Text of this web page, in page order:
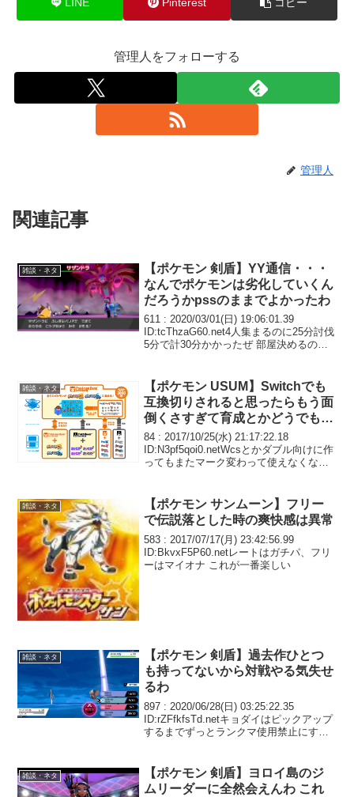
管理人をフォローする
管理人
関連記事
雑談・ネタ
【ポケモン 剣盾】YY通信・・・
なんでポケモンは劣化していくん
だろうかpssのままでよかったわ
611 : 2020/03/01(日) 19:06:01.39
ID:tcThzaG60.net4人集まるのに25分討伐
5分で計30分かかったぜ 部屋決めるのも
雑談・ネタ
【ポケモン USUM】Switchでも
互換切りされると思ったらもう面
倒くさすぎて育成とかどうでもい
いな
84 : 2017/10/25(水) 21:17:22.18
ID:N3pf5qoi0.netWcsとかダブル向けに作
ってもまたマーク変わって使えなくなる
とか全
雑談・ネタ
【ポケモン サンムーン】フリー
で伝説落とした時の爽快感は異常
583 : 2017/07/17(月) 23:42:56.99
ID:BkvxF5P60.netレートはガチパ、フリ
ーはマイオナ これが一番楽しい
雑談・ネタ
【ポケモン 剣盾】過去作ひとつ
も持ってないから対戦やる気失せ
るわ
897 : 2020/06/28(日) 03:25:22.35
ID:rZFfkfsTd.netキョダイはピックアップ
するまでずっとランクマ使用禁止にする
るのは過去作プ...
雑談・ネタ
【ポケモン 剣盾】ヨロイ島のジ
ムリーダーに全然会えんわ これ